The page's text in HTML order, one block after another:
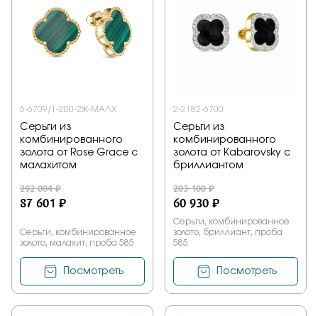
5-6709/1-200-2Ж-МАЛХ
Серьги из
комбинированного
золота от Rose Grace с
малахитом
292 004 ₽
87 601 ₽
Серьги, комбинированное
золото, малахит, проба 585
Посмотреть
2-2182-6700
Серьги из
комбинированного
золота от Kabarovsky с
бриллиантом
203 100 ₽
60 930 ₽
Серьги, комбинированное
золото, бриллиант, проба
585
Посмотреть